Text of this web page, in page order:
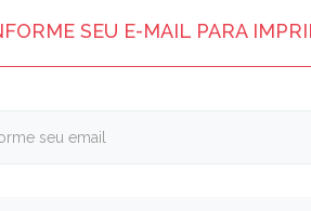
SEU E-MAIL PARA